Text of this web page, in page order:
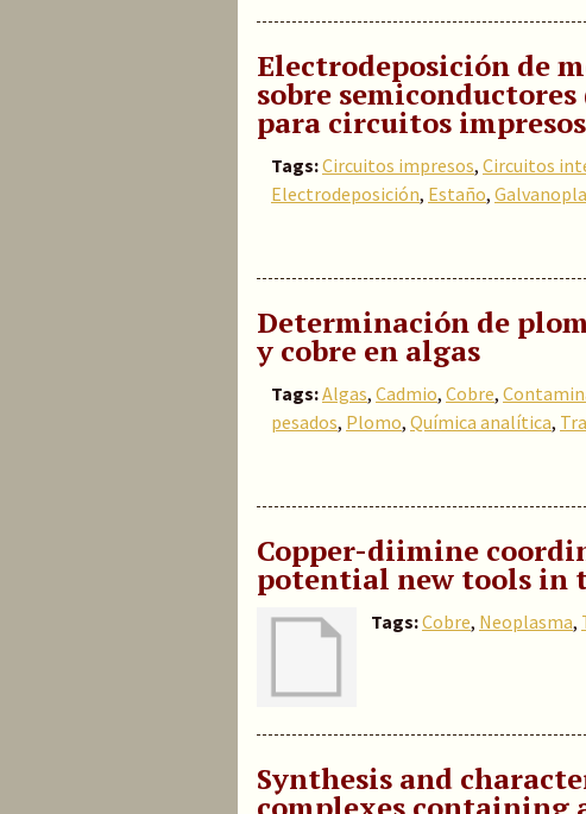
Electrodeposición de
sobre
para circuitos
Tags:Circuitos impresos, Circuitos
Electrodeposición, Estaño,
Determinación de
y cobre en algas
Tags:Algas, Cadmio, Cobre,
pesados, Plomo, Química analítica,
Copper-diimine
potential new tools in
Tags:Cobre, Neoplasma,
Synthesis and